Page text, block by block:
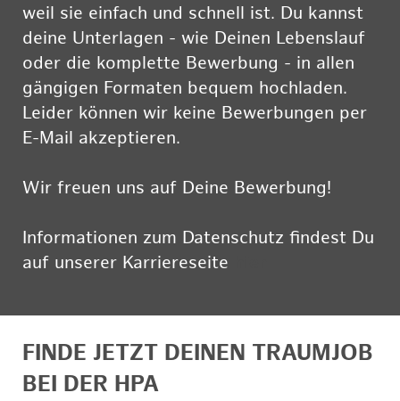
weil sie einfach und schnell ist. Du kannst
deine Unterlagen - wie Deinen Lebenslauf
oder die komplette Bewerbung - in allen
gängigen Formaten bequem hochladen.
Leider können wir keine Bewerbungen per
E-Mail akzeptieren.
Wir freuen uns auf Deine Bewerbung!
Informationen zum Datenschutz findest Du
auf unserer Karriereseite
FINDE JETZT DEINEN TRAUMJOB
BEI DER HPA